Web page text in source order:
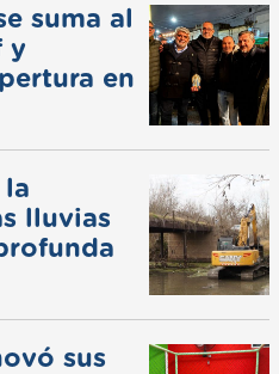
suma al
y
en
la
lluvias
sus